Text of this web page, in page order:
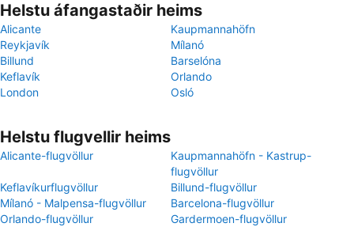
Helstu áfangastaðir heims
Alicante
Kaupmannahöfn
Reykjavík
Mílanó
Billund
Barselóna
Keflavík
Orlando
London
Osló
Helstu flugvellir heims
Alicante-flugvöllur
Kaupmannahöfn - Kastrup-
flugvöllur
Keflavíkurflugvöllur
Billund-flugvöllur
Mílanó - Malpensa-flugvöllur
Barcelona-flugvöllur
Orlando-flugvöllur
Gardermoen-flugvöllur